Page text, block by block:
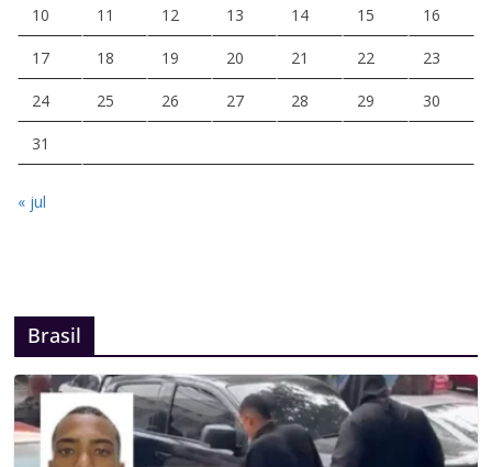
10 11 12 13 14 15 16
17 18 19 20 21 22 23
24 25 26 27 28 29 30
31
« jul
Brasil